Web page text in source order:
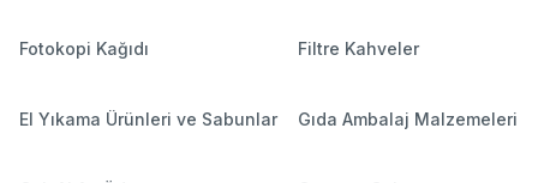
Fotokopi Kağıdı Filtre Kahveler
El Yıkama Ürünleri ve Sabunlar Gıda Ambalaj Malzemeleri